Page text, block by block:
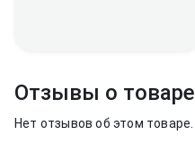
Отзывы о товаре
Нет отзывов об этом товаре.